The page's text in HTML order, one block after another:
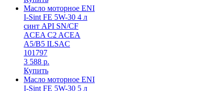
Масло моторное ENI
I-Sint FE 5W-30 4 л
синт API SN/CF
ACEA C2 ACEA
A5/B5 ILSAC
101797
3 588 р.
Купить
Масло моторное ENI
I-Sint FE 5W-30 5 л